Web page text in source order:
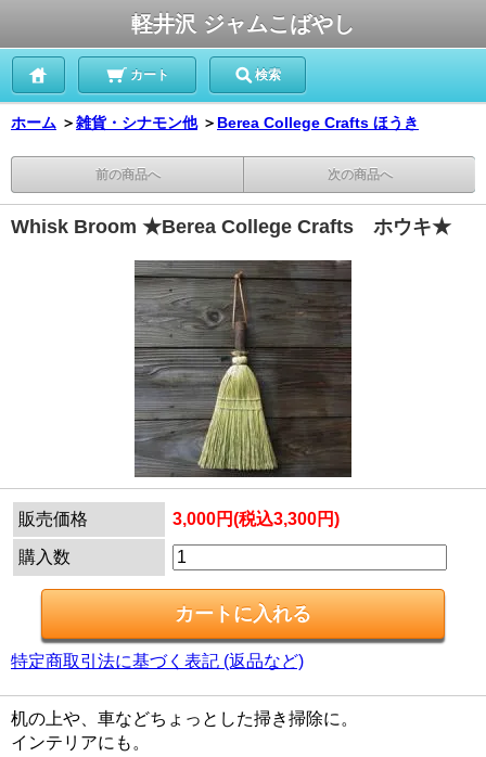
軽井沢 ジャムこばやし
カート 検索
ホーム ＞雑貨・シナモン他 ＞ Berea College Crafts ほうき
前の商品へ 次の商品へ
Whisk Broom ★Berea College Crafts ホウキ★
販売価格 3,000円(税込3,300円)
購入数
特定商取引法に基づく表記 (返品など)
机の上や、車などちょっとした掃き掃除に。
インテリアにも。